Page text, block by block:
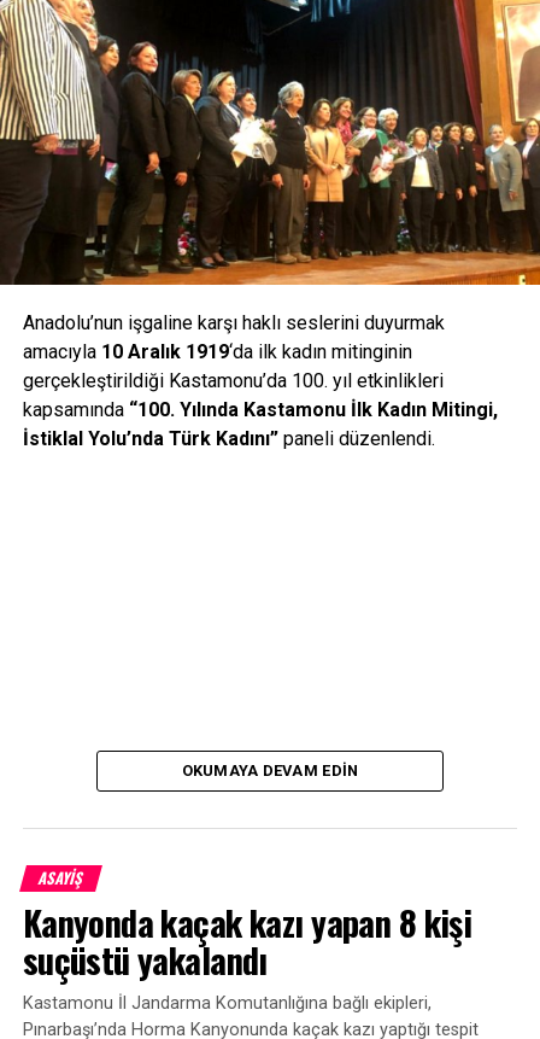
Anadolu’nun işgaline karşı haklı seslerini duyurmak
amacıyla 10 Aralık 1919‘da ilk kadın mitinginin
gerçekleştirildiği Kastamonu’da 100. yıl etkinlikleri
kapsamında “100. Yılında Kastamonu İlk Kadın Mitingi,
İstiklal Yolu’nda Türk Kadını”paneli düzenlendi.
OKUMAYA DEVAM EDIN
ASAYİŞ
Kanyonda kaçak kazı yapan 8 kişi
suçüstü yakalandı
Kastamonu İl Jandarma Komutanlığına bağlı ekipleri,
Pınarbaşı’nda Horma Kanyonunda kaçak kazı yaptığı tespit